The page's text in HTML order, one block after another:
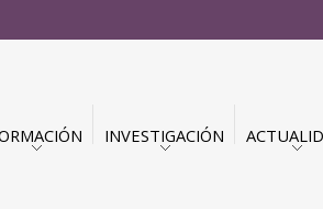
INVESTIGACIÓN